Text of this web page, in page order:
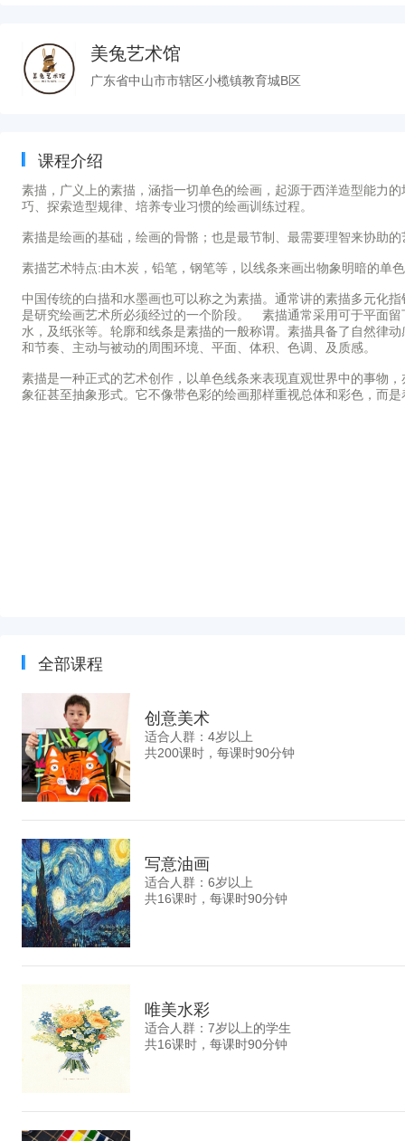
美兔艺术馆
广东省中山市市辖区小榄镇教育城B区
课程介绍
素描，广义上的素描，涵指一切单色的绘画，起源于西洋造型能力
巧、探索造型规律、培养专业习惯的绘画训练过程。
素描是绘画的基础，绘画的骨骼；也是最节制、最需要理智来协助的
素描艺术特点:由木炭，铅笔，钢笔等，以线条来画出物象明暗的单
中国传统的白描和水墨画也可以称之为素描。通常讲的素描多元化
是研究绘画艺术所必须经过的一个阶段。 素描通常采用可于平面
水，及纸张等。轮廓和线条是素描的一般称谓。素描具备了自然律
和节奏、主动与被动的周围环境、平面、体积、色调、及质感。
素描是一种正式的艺术创作，以单色线条来表现直观世界中的事物
象征甚至抽象形式。它不像带色彩的绘画那样重视总体和彩色，而
全部课程
创意美术
适合人群：4岁以上
共200课时，每课时90分钟
写意油画
适合人群：6岁以上
共16课时，每课时90分钟
唯美水彩
适合人群：7岁以上的学生
共16课时，每课时90分钟